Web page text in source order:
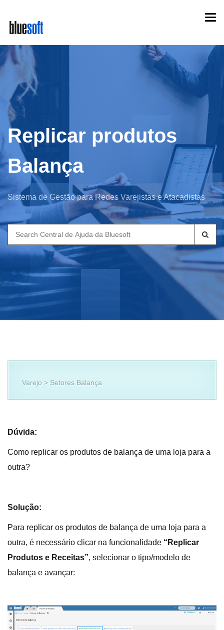
main
content
Replicar produtos
Balança
Sistema de Gestão para Redes Varejistas e Atacadistas
Search
for:
Varejo > Setores Balança
Dúvida:
Como replicar os produtos de balança de uma loja para a
outra?
Solução:
Para replicar os produtos de balança de uma loja para a
outra, é necessário clicar na funcionalidade “Replicar
Produtos e Receitas”, selecionar o tipo/modelo de
balança e avançar: